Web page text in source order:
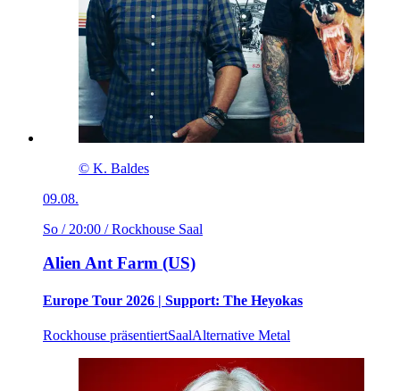
© K. Baldes
09.08.
So / 20:00 / Rockhouse Saal
Alien Ant Farm (US)
Europe Tour 2026 | Support: The Heyokas
Rockhouse präsentiertSaalAlternative Metal